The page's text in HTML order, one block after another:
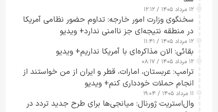
۱۲ مرداد ۱۴۰۵ / ۱۲:۱۲
سخنگوی وزارت امور خارجه: تداوم حضور نظامی آمریکا
در منطقه نتیجه‌ای جز ناامنی ندارد+ ویدیو
۱۲ مرداد ۱۴۰۵ / ۱۱:۴۱
بقائی: الان مذاکره‌ای با آمریکا نداریم+ ویدیو
۱۲ مرداد ۱۴۰۵ / ۰۸:۱۷
ترامپ: عربستان، امارات، قطر و ایران از من خواستند از
انجام حملات خودداری کنم+ ویدیو
۱۱ مرداد ۱۴۰۵ / ۱۹:۰۴
وال‌استریت ژورنال: میانجی‌ها برای طرح جدید تردد در